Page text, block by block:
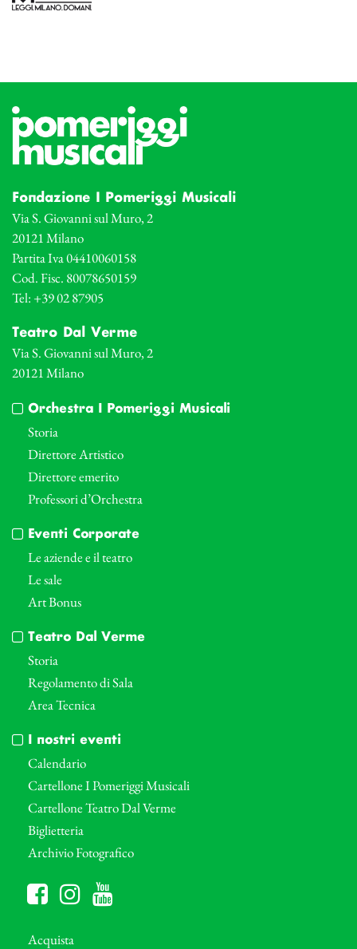
Fondazione I Pomeriggi Musicali
Via S. Giovanni sul Muro, 2
20121 Milano
Partita Iva 04410060158
Cod. Fisc. 80078650159
Tel: +39 02 87905
Teatro Dal Verme
Via S. Giovanni sul Muro, 2
20121 Milano
Orchestra I Pomeriggi Musicali
Storia
Direttore Artistico
Direttore emerito
Professori d’Orchestra
Eventi Corporate
Le aziende e il teatro
Le sale
Art Bonus
Teatro Dal Verme
Storia
Regolamento di Sala
Area Tecnica
I nostri eventi
Calendario
Cartellone I Pomeriggi Musicali
Cartellone Teatro Dal Verme
Biglietteria
Archivio Fotografico
Acquista